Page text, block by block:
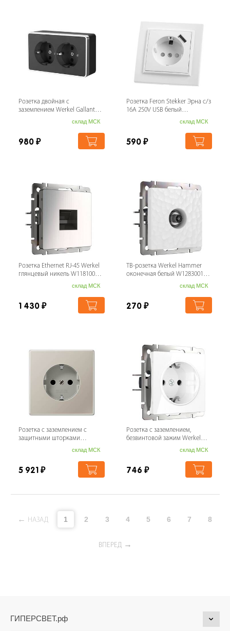
Розетка двойная с
заземлением Werkel Gallant
склад МСК
980 ₽
Розетка Feron Stekker Эрна с/з
16A 250V USB белый
склад МСК
590 ₽
Розетка Ethernet RJ-45 Werkel
глянцевый никель W1181002
склад МСК
1 430 ₽
ТВ-розетка Werkel Hammer
оконечная белый W1283001
склад МСК
270 ₽
Розетка с заземлением с
защитными шторками
безвинтовой зажим Jung LS
склад МСК
5 921 ₽
Розетка с заземлением,
безвинтовой зажим Werkel
склад МСК
746 ₽
НАЗАД 1 2 3 4 5 6 7 8
ВПЕРЕД
ГИПЕРСВЕТ.рф